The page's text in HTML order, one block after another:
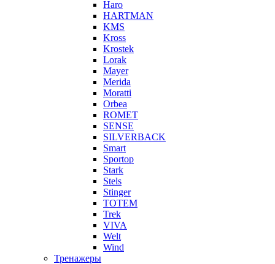
Haro
HARTMAN
KMS
Kross
Krostek
Lorak
Mayer
Merida
Moratti
Orbea
ROMET
SENSE
SILVERBACK
Smart
Sportop
Stark
Stels
Stinger
TOTEM
Trek
VIVA
Welt
Wind
Тренажеры